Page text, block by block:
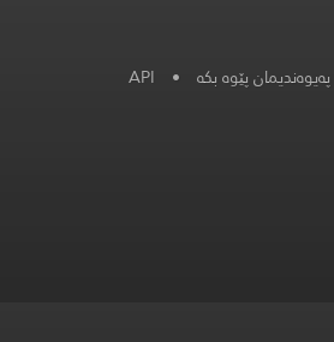
پەیوەندیمان پێوە بکە •
API